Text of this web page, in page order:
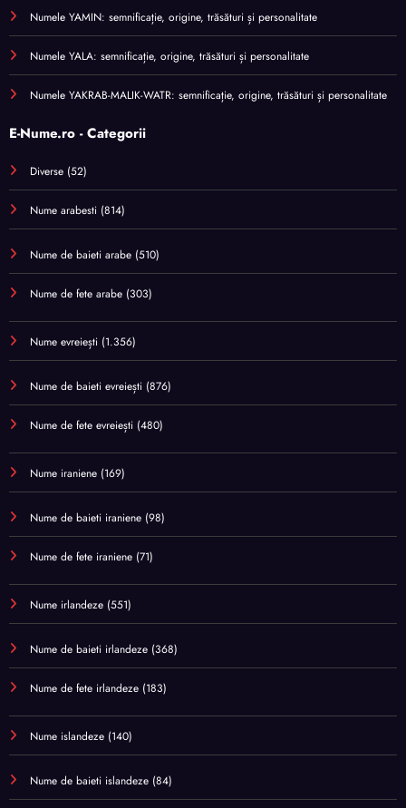
Numele YAMIN: semnificație, origine, trăsături și personalitate
Numele YALA: semnificație, origine, trăsături și personalitate
Numele YAKRAB-MALIK-WATR: semnificație, origine, trăsături și personalitate
E-Nume.ro - Categorii
Diverse (52)
Nume arabesti (814)
Nume de baieti arabe (510)
Nume de fete arabe (303)
Nume evreiești (1.356)
Nume de baieti evreiești (876)
Nume de fete evreiești (480)
Nume iraniene (169)
Nume de baieti iraniene (98)
Nume de fete iraniene (71)
Nume irlandeze (551)
Nume de baieti irlandeze (368)
Nume de fete irlandeze (183)
Nume islandeze (140)
Nume de baieti islandeze (84)